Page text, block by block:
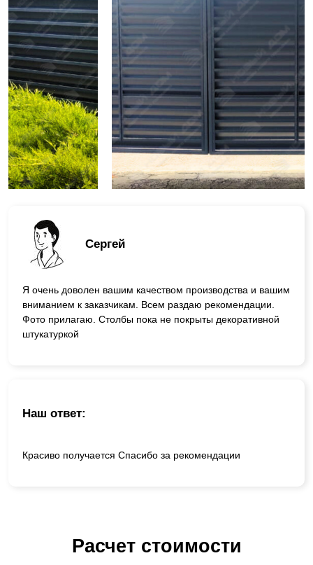
Сергей
Я очень доволен вашим качеством производства и вашим
вниманием к заказчикам. Всем раздаю рекомендации.
Фото прилагаю. Столбы пока не покрыты декоративной
штукатуркой
Наш ответ:
Красиво получается Спасибо за рекомендации
Расчет стоимости